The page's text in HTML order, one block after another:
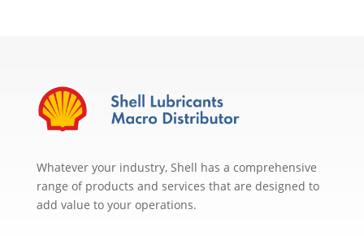
Whatever your industry, Shell has a comprehensive
range of products and services that are designed to
add value to your operations.